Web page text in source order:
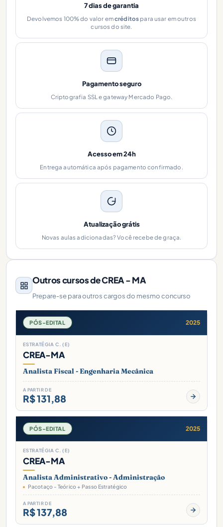
7 dias de garantia
Devolvemos 100% do valor emcréditos para usar em outros
cursos do site.
Pagamento seguro
Criptografia SSL e gateway Mercado Pago.
Acesso em 24h
Entrega automática após pagamento confirmado.
Atualização grátis
Novas aulas adicionadas? Você recebe de graça.
Outros cursos de CREA - MA
Prepare-se para outros cargos do mesmo concurso
PÓS-EDITAL 2025
ESTRATÉGIA C. (E)
CREA-MA
Analista Fiscal - Engenharia Mecânica
A PARTIR DE
R$ 131,88
PÓS-EDITAL 2025
ESTRATÉGIA C. (E)
CREA-MA
Analista Administrativo - Administração
Pacotaço - Teórico + Passo Estratégico
A PARTIR DE
R$ 137,88